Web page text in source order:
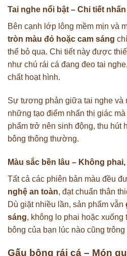
Tai nghe nổi bật – Chi tiết
Bên cạnh lớp lông mềm mịn và
tròn màu đỏ hoặc cam sáng
thể bỏ qua. Chi tiết này được
như chú rái cá đang đeo tai
chất hoạt hình.
Sự tương phản giữa tai nghe và
những tạo điểm nhấn thị giác
phẩm trở nên sinh động, thu hút
bông thông thường.
Màu sắc bền lâu – Không
Tất cả các phiên bản màu đều
nghệ an toàn, đạt chuẩn thân
Dù giặt nhiều lần, sản phẩm vẫn
sáng, không lo phai hoặc xuống
bông của bạn lúc nào cũng
Gấu bông rái cá – Món